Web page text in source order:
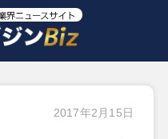
2017年2月15日